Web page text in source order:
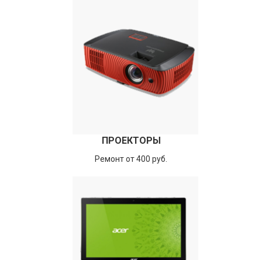
ПРОЕКТОРЫ
Ремонт от 400 руб.